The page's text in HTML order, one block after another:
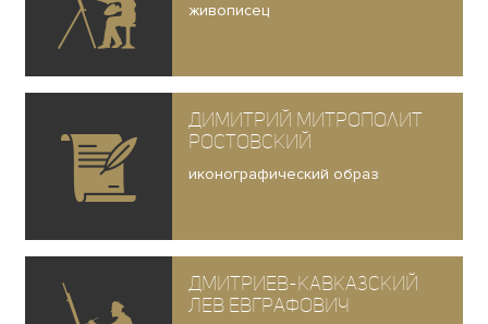
живописец
Димитрий митрополит
Ростовский
иконографический образ
Дмитриев-Кавказский
Лев Евграфович